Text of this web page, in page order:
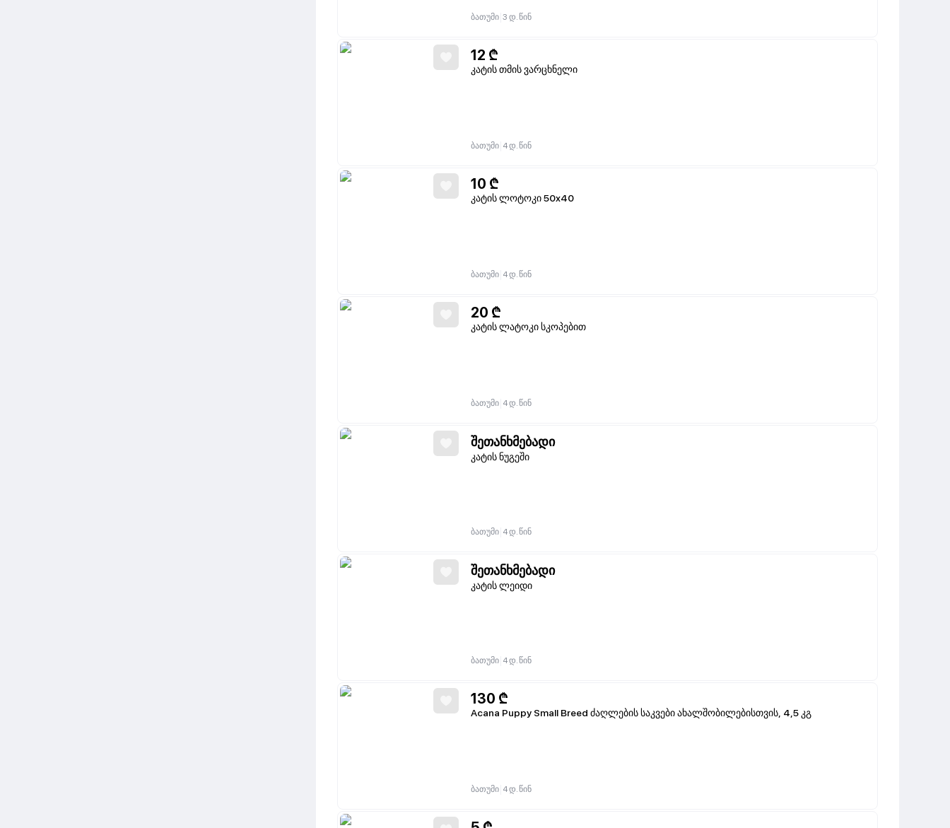
ბათუმი 3 დ. წინ
12 ₾
კატის თმის ვარცხნელი
ბათუმი 4 დ. წინ
10 ₾
კატის ლოტოკი 50х40
ბათუმი 4 დ. წინ
20 ₾
კატის ლატოკი სკოპებით
ბათუმი 4 დ. წინ
შეთანხმებადი
კატის ნუგეში
ბათუმი 4 დ. წინ
შეთანხმებადი
კატის ლეიდი
ბათუმი 4 დ. წინ
130 ₾
Acana Puppy Small Breed ძაღლების საკვები ახალშობილებისთვის, 4,5 კგ
ბათუმი 4 დ. წინ